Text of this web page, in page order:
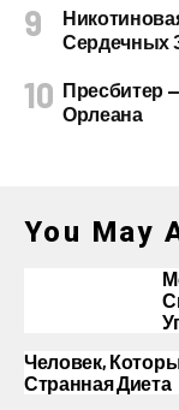
Сердечных
Пресбитер
Орлеана
You May
Человек,
Странная Диета